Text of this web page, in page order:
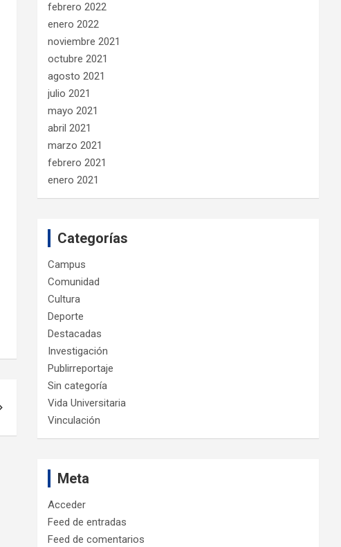
febrero 2022
enero 2022
noviembre 2021
octubre 2021
agosto 2021
julio 2021
mayo 2021
abril 2021
marzo 2021
febrero 2021
enero 2021
Categorías
Campus
Comunidad
Cultura
Deporte
Destacadas
Investigación
Publirreportaje
Sin categoría
Vida Universitaria
Vinculación
Meta
Acceder
Feed de entradas
Feed de comentarios